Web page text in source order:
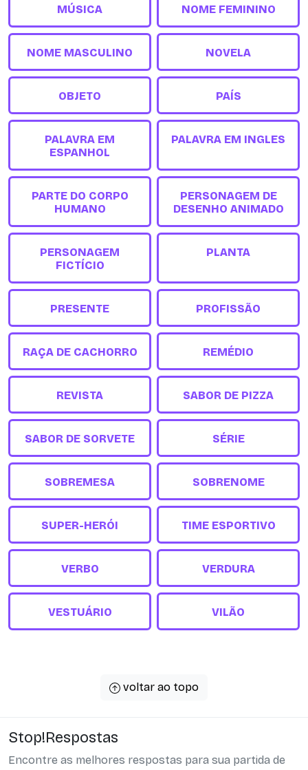
MÚSICA NOME FEMININO
NOME MASCULINO NOVELA
OBJETO PAÍS
PALAVRA EM
ESPANHOL
PALAVRA EM INGLES
PARTE DO CORPO
HUMANO
PERSONAGEM DE
DESENHO ANIMADO
PERSONAGEM
FICTÍCIO
PLANTA
PRESENTE PROFISSÃO
RAÇA DE CACHORRO REMÉDIO
REVISTA SABOR DE PIZZA
SABOR DE SORVETE SÉRIE
SOBREMESA SOBRENOME
SUPER-HERÓI TIME ESPORTIVO
VERBO VERDURA
VESTUÁRIO VILÃO
voltar ao topo
Stop!Respostas
Encontre as melhores respostas para sua partida de